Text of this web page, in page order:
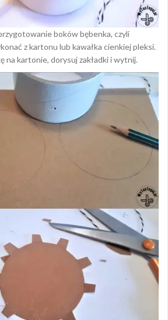
boków bębenka, czyli
z kartonu lub kawałka cienkiej pleksi.
na kartonie, dorysuj zakładki i wytnij.